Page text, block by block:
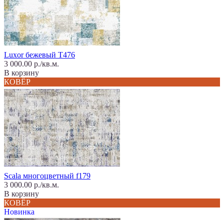
Luxor бежевый T476
3 000.00 р./кв.м.
В корзину
КОВЁР
Scala многоцветный f179
3 000.00 р./кв.м.
В корзину
КОВЁР
Новинка